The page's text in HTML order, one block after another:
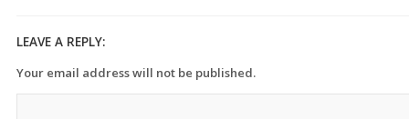
LEAVE A REPLY:
Your email address will not be published.